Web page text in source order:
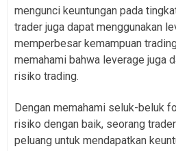
mengunci keuntungan pada
trader juga dapat menggunakan
memperbesar kemampuan
memahami bahwa leverage juga
risiko trading.
Dengan memahami seluk-beluk
risiko dengan baik, seorang
peluang untuk mendapatkan